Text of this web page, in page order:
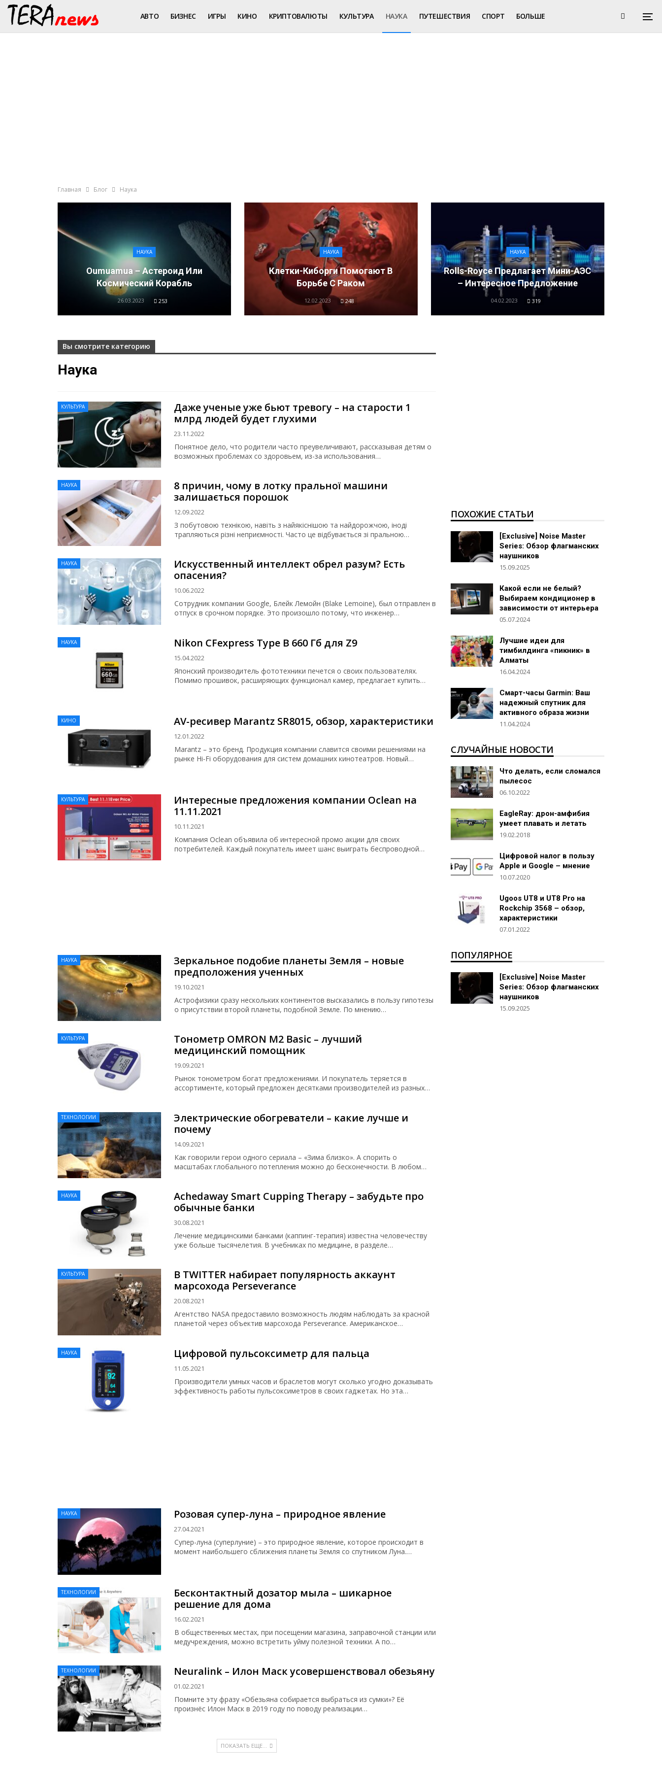
АВТО БИЗНЕС ИГРЫ КИНО КРИПТОВАЛЮТЫ КУЛЬТУРА НАУКА ПУТЕШЕСТВИЯ СПОРТ БОЛЬШЕ
Главная Блог Наука
НАУКА
Oumuamua – Астероид Или
Космический Корабль
26.03.2023 253
НАУКА
Клетки-Киборги Помогают В
Борьбе С Раком
12.02.2023 248
НАУКА
Rolls-Royce Предлагает Мини-АЭС
– Интересное Предложение
04.02.2023 319
Вы смотрите категорию
Наука
КУЛЬТУРА
Даже ученые уже бьют тревогу – на старости 1
млрд людей будет глухими
23.11.2022
Понятное дело, что родители часто преувеличивают, рассказывая детям о
возможных проблемах со здоровьем, из-за использования…
НАУКА
8 причин, чому в лотку пральної машини
залишається порошок
12.09.2022
З побутовою технікою, навіть з найякіснішою та найдорожчою, іноді
трапляються різні неприємності. Часто це відбувається зі пральною…
НАУКА
Искусственный интеллект обрел разум? Есть
опасения?
10.06.2022
Сотрудник компании Google, Блейк Лемойн (Blake Lemoine), был отправлен в
отпуск в срочном порядке. Это произошло потому, что инженер…
НАУКА Nikon CFexpress Type B 660 Гб для Z9
15.04.2022
Японский производитель фототехники печется о своих пользователях.
Помимо прошивок, расширяющих функционал камер, предлагает купить…
КИНО AV-ресивер Marantz SR8015, обзор, характеристики
12.01.2022
Marantz – это бренд. Продукция компании славится своими решениями на
рынке Hi-Fi оборудования для систем домашних кинотеатров. Новый…
КУЛЬТУРА
Интересные предложения компании Oclean на
11.11.2021
10.11.2021
Компания Oclean объявила об интересной промо акции для своих
потребителей. Каждый покупатель имеет шанс выиграть беспроводной…
НАУКА
Зеркальное подобие планеты Земля – новые
предположения ученных
19.10.2021
Астрофизики сразу нескольких континентов высказались в пользу гипотезы
о присутствии второй планеты, подобной Земле. По мнению…
КУЛЬТУРА
Тонометр OMRON M2 Basic – лучший
медицинский помощник
19.09.2021
Рынок тонометром богат предложениями. И покупатель теряется в
ассортименте, который предложен десятками производителей из разных…
ТЕХНОЛОГИИ
Электрические обогреватели – какие лучше и
почему
14.09.2021
Как говорили герои одного сериала – «Зима близко». А спорить о
масштабах глобального потепления можно до бесконечности. В любом…
НАУКА
Achedaway Smart Cupping Therapy – забудьте про
обычные банки
30.08.2021
Лечение медицинскими банками (каппинг-терапия) известна человечеству
уже больше тысячелетия. В учебниках по медицине, в разделе…
КУЛЬТУРА
В TWITTER набирает популярность аккаунт
марсохода Perseverance
20.08.2021
Агентство NASA предоставило возможность людям наблюдать за красной
планетой через объектив марсохода Perseverance. Американское…
НАУКА Цифровой пульсоксиметр для пальца
11.05.2021
Производители умных часов и браслетов могут сколько угодно доказывать
эффективность работы пульсоксиметров в своих гаджетах. Но эта…
НАУКА Розовая супер-луна – природное явление
27.04.2021
Супер-луна (суперлуние) – это природное явление, которое происходит в
момент наибольшего сближения планеты Земля со спутником Луна.…
ТЕХНОЛОГИИ
Бесконтактный дозатор мыла – шикарное
решение для дома
16.02.2021
В общественных местах, при посещении магазина, заправочной станции или
медучреждения, можно встретить уйму полезной техники. А по…
ТЕХНОЛОГИИ Neuralink – Илон Маск усовершенствовал обезьяну
01.02.2021
Помните эту фразу «Обезьяна собирается выбраться из сумки»? Её
произнёс Илон Маск в 2019 году по поводу реализации…
ПОКАЗАТЬ ЕЩЕ...
ПОХОЖИЕ СТАТЬИ
[Exclusive] Noise Master
Series: Обзор флагманских
наушников
15.09.2025
Какой если не белый?
Выбираем кондиционер в
зависимости от интерьера
05.07.2024
Лучшие идеи для
тимбилдинга «пикник» в
Алматы
16.04.2024
Смарт-часы Garmin: Ваш
надежный спутник для
активного образа жизни
11.04.2024
СЛУЧАЙНЫЕ НОВОСТИ
Что делать, если сломался
пылесос
06.10.2022
EagleRay: дрон-амфибия
умеет плавать и летать
19.02.2018
Цифровой налог в пользу
Apple и Google – мнение
10.07.2020
Ugoos UT8 и UT8 Pro на
Rockchip 3568 – обзор,
характеристики
07.01.2022
ПОПУЛЯРНОЕ
[Exclusive] Noise Master
Series: Обзор флагманских
наушников
15.09.2025